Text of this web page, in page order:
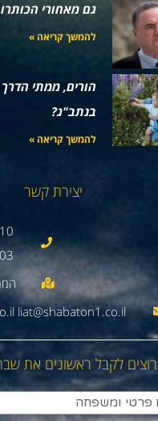
גם מאחורי
להמשך קריאה »
הורים, ממתי
בנתב"ג?
להמשך קריאה »
יצירת קשר
liat@shabaton1.co.il
רוצים לקבל ראשונים את